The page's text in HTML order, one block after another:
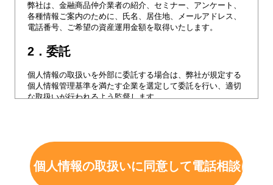
弊社は、金融商品仲介業者の紹介、セミナー、アンケート、
各種情報ご案内のために、氏名、居住地、メールアドレス、
電話番号、ご希望の資産運用金額を取得いたします。
2．委託
個人情報の取扱いを外部に委託する場合は、弊社が規定する
個人情報管理基準を満たす企業を選定して委託を行い、適切
な取扱いが行われるよう監督します。
弊社は、本サイトで取得する個人情報について金融商品仲介
業者に第三者提供いたします。
また、最適な金融商品仲介業者のご紹介のため、ご年齢、資
産内容などを追加でおうかがいした場合、